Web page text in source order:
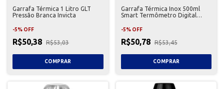
Garrafa Térmica 1 Litro GLT
Pressão Branca Invicta
-5% OFF
R$50,38 R$53,03
Garrafa Térmica Inox 500ml
Smart Termômetro Digital
-5% OFF
R$50,78 R$53,45